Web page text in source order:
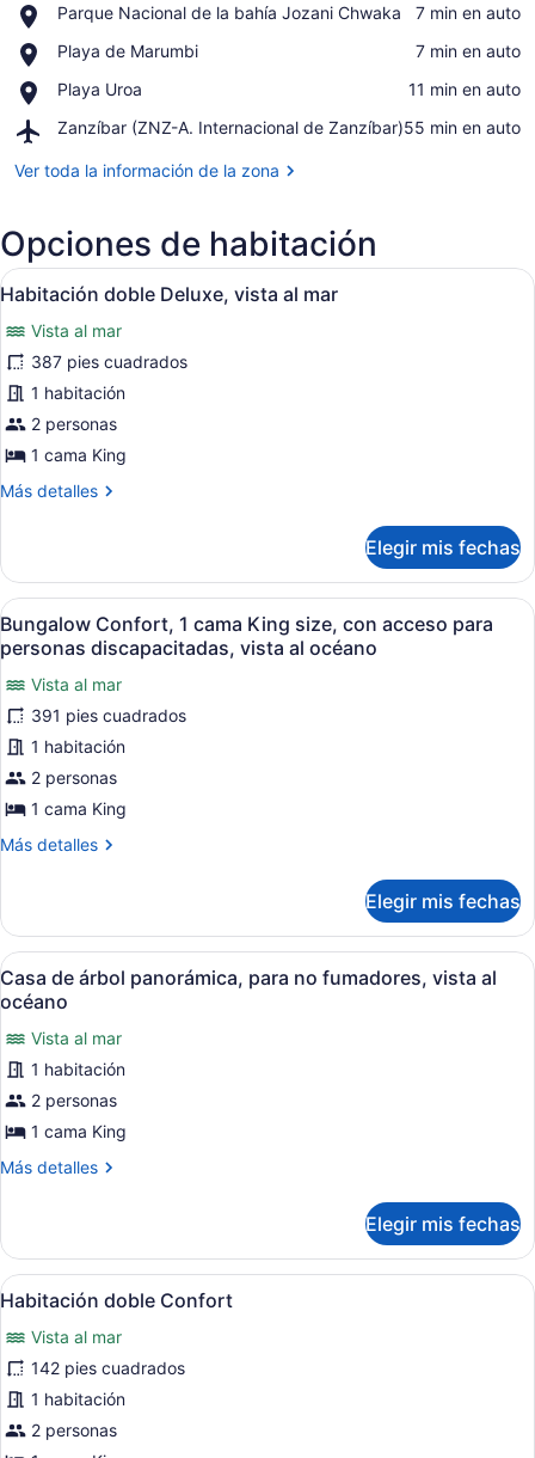
Parque Nacional de la bahía Jozani Chwaka
Place,
Nacional
la
bahía
Jozani
Chwaka
‪7 min en auto‬
Playa de Marumbi
Place,
de
‪7 min en auto‬
Playa Uroa
Place,
Uroa
‪11 min en auto‬
Zanzíbar (ZNZ-A. Internacional de Zanzíbar)
Airport,
(ZNZ-
de
Zanzíbar)
‪55 min en auto‬
Ver toda la información de la zona
Opciones de habitación
Abrir
todas
las
fotos
de
Habitación
doble
vista
Un dormitorio con una cama con
20
Habitación doble Deluxe, vista al mar
Vista al mar
387 pies cuadrados
1 habitación
2 personas
1 cama King
Más detalles
Más
doble
Deluxe,
vista
al
mar
Elegir mis fechas
Abrir
todas
las
fotos
de
Bungalow
Confort,
1
King
acceso
para
personas
vista
al
océano
Una hilera de cabañas con techo
17
Bungalow Confort, 1 cama King size, con acceso para
personas discapacitadas, vista al océano
Vista al mar
391 pies cuadrados
1 habitación
2 personas
1 cama King
Más detalles
Más
Confort,
cama
King
size,
con
acceso
para
personas
discapacitadas,
vista
al
Elegir mis fechas
Abrir
todas
las
fotos
de
Casa
de
árbol
panorámica,
no
fumadores,
vista
océano
Una casa del árbol con
8
Casa de árbol panorámica, para no fumadores, vista al
océano
Vista al mar
1 habitación
2 personas
1 cama King
Más detalles
Más
de
árbol
panorámica,
no
fumadores,
vista
al
océano
Elegir mis fechas
Abrir
todas
las
fotos
de
Habitación
doble
Un dormitorio con cama de
5
Habitación doble Confort
Vista al mar
142 pies cuadrados
1 habitación
2 personas